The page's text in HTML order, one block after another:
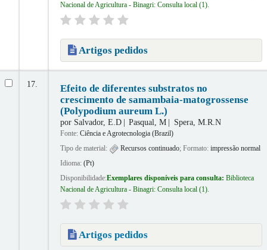
Nacional de Agricultura - Binagri: Consulta local (1).
Artigos pedidos
17.
Efeito de diferentes substratos no
crescimento de samambaia-matogrossense
(Polypodium aureum L.)
por Salvador, E.D Pasqual, M Spera, M.R.N
Fonte: Ciência e Agrotecnologia (Brazil)
Tipo de material:
Recursos continuado; Formato: impressão normal
Idioma: (Pt)
Disponibilidade:Exemplares disponíveis para consulta: Biblioteca
Nacional de Agricultura - Binagri: Consulta local (1).
Artigos pedidos